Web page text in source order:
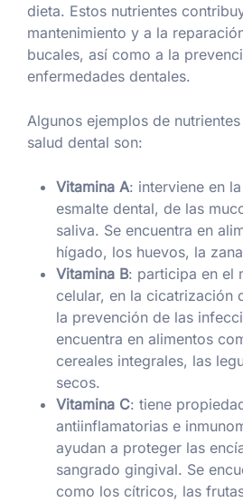
dieta. Estos nutrientes
mantenimiento y a la
bucales, así como a la
enfermedades dentales.
Algunos ejemplos de
salud dental son:
Vitamina A: interviene en
esmalte dental, de las
saliva. Se encuentra en
hígado, los huevos, la
Vitamina B: participa en el
celular, en la cicatrización
la prevención de las
encuentra en alimentos
cereales integrales, las
secos.
Vitamina C: tiene
antiinflamatorias e
ayudan a proteger las
sangrado gingival. Se
como los cítricos, las